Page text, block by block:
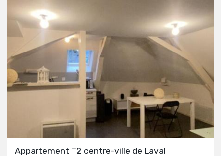
Appartement T2 centre-ville de Laval